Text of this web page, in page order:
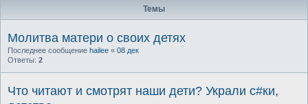
Темы
Молитва матери о своих детях
Последнее сообщение hailee « 08 дек
Ответы: 2
Что читают и смотрят наши дети? Украли с#ки,